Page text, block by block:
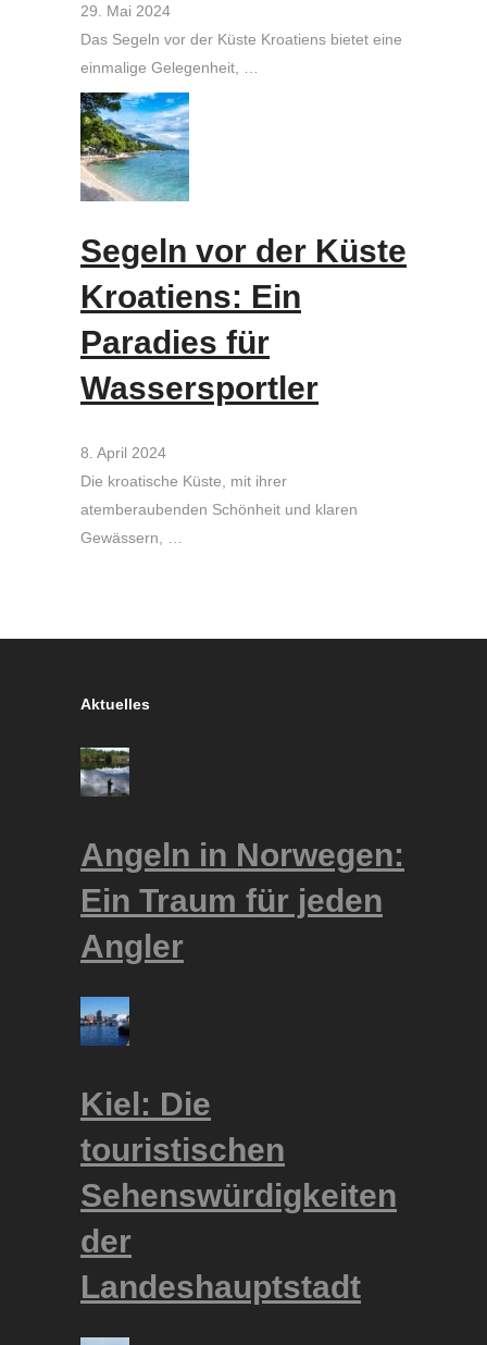
29. Mai 2024
Das Segeln vor der Küste Kroatiens bietet eine
einmalige Gelegenheit, …
Segeln vor der Küste
Kroatiens: Ein
Paradies für
Wassersportler
8. April 2024
Die kroatische Küste, mit ihrer
atemberaubenden Schönheit und klaren
Gewässern, …
Aktuelles
Angeln in Norwegen:
Ein Traum für jeden
Angler
Kiel: Die
touristischen
Sehenswürdigkeiten
der
Landeshauptstadt